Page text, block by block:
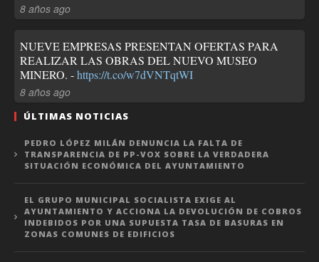
8 años ago
NUEVE EMPRESAS PRESENTAN OFERTAS PARA
REALIZAR LAS OBRAS DEL NUEVO MUSEO
MINERO. -https://t.co/w7dVNTqtWI
8 años ago
ÚLTIMAS NOTICIAS
PEDRO LÓPEZ MILÁN DENUNCIA LA FALTA DE
TRANSPARENCIA DE PP-VOX SOBRE LA VERDADERA
SITUACIÓN ECONÓMICA DEL AYUNTAMIENTO
EL GRUPO MUNICIPAL SOCIALISTA EXIGE AL
AYUNTAMIENTO Y ACCIONA LA DEVOLUCIÓN DE COBROS
INDEBIDOS POR UNA SUPUESTA TASA DE BASURAS EN
ZONAS COMUNES DE EDIFICIOS